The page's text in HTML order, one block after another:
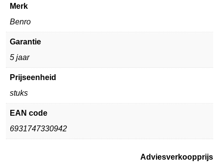
Merk
Benro
Garantie
5 jaar
Prijseenheid
stuks
EAN code
6931747330942
Adviesverkoopprijs